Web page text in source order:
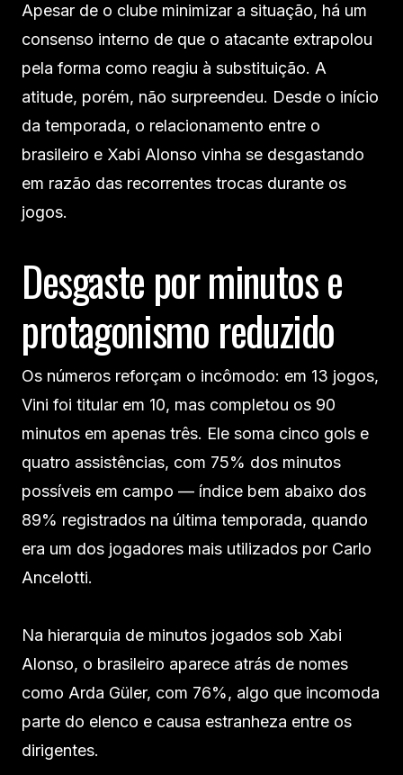
Apesar de o clube minimizar a situação, há um
consenso interno de que o atacante extrapolou
pela forma como reagiu à substituição. A
atitude, porém, não surpreendeu. Desde o início
da temporada, o relacionamento entre o
brasileiro e Xabi Alonso vinha se desgastando
em razão das recorrentes trocas durante os
jogos.
Desgaste por minutos e
protagonismo reduzido
Os números reforçam o incômodo: em 13 jogos,
Vini foi titular em 10, mas completou os 90
minutos em apenas três. Ele soma cinco gols e
quatro assistências, com 75% dos minutos
possíveis em campo — índice bem abaixo dos
89% registrados na última temporada, quando
era um dos jogadores mais utilizados por Carlo
Ancelotti.
Na hierarquia de minutos jogados sob Xabi
Alonso, o brasileiro aparece atrás de nomes
como Arda Güler, com 76%, algo que incomoda
parte do elenco e causa estranheza entre os
dirigentes.